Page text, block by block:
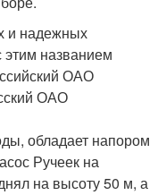
и надежных
этим названием
ОАО
ОАО
обладает напором
Ручеек на
на высоту 50 м, а